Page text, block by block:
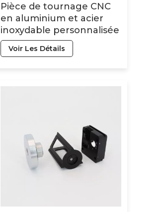
Pièce de tournage CNC
en aluminium et acier
inoxydable personnalisée
à prix d&#39;usine
Voir Les Détails